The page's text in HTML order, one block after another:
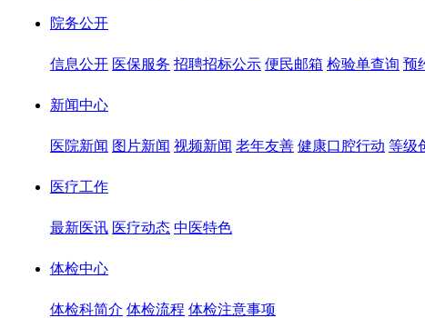
院务公开
信息公开 医保服务 招聘招标公示 便民邮箱 检验单查询 预
新闻中心
医院新闻 图片新闻 视频新闻 老年友善 健康口腔行动 等级
医疗工作
最新医讯 医疗动态 中医特色
体检中心
体检科简介 体检流程 体检注意事项